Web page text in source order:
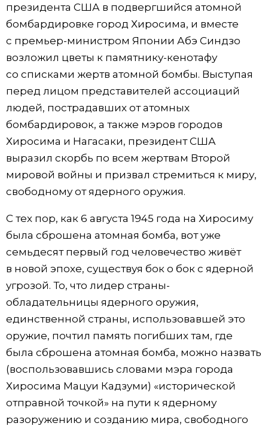
Экономика
Общество
Культура
Жизнь
Технологии
Токио
Семья
Еда и напитки
президента США в подвергшийся атомной
бомбардировке город Хиросима, и вместе
с премьер-министром Японии Абэ Синдзо
возложил цветы к памятнику-кенотафу
со списками жертв атомной бомбы. Выступая
перед лицом представителей ассоциаций
людей, пострадавших от атомных
бомбардировок, а также мэров городов
Хиросима и Нагасаки, президент США
выразил скорбь по всем жертвам Второй
мировой войны и призвал стремиться к миру,
свободному от ядерного оружия.
С тех пор, как 6 августа 1945 года на Хиросиму
была сброшена атомная бомба, вот уже
семьдесят первый год человечество живёт
в новой эпохе, существуя бок о бок с ядерной
угрозой. То, что лидер страны-
обладательницы ядерного оружия,
единственной страны, использовавшей это
оружие, почтил память погибших там, где
была сброшена атомная бомба, можно назвать
(воспользовавшись словами мэра города
Хиросима Мацуи Кадзуми) «исторической
отправной точкой» на пути к ядерному
разоружению и созданию мира, свободного